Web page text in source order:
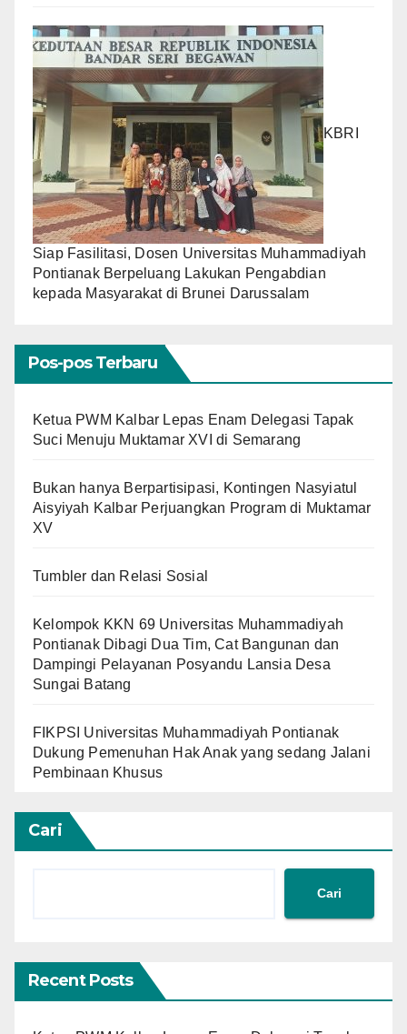
KBRI
Siap Fasilitasi, Dosen Universitas Muhammadiyah
Pontianak Berpeluang Lakukan Pengabdian
kepada Masyarakat di Brunei Darussalam
Pos-pos Terbaru
Ketua PWM Kalbar Lepas Enam Delegasi Tapak
Suci Menuju Muktamar XVI di Semarang
Bukan hanya Berpartisipasi, Kontingen Nasyiatul
Aisyiyah Kalbar Perjuangkan Program di Muktamar
XV
Tumbler dan Relasi Sosial
Kelompok KKN 69 Universitas Muhammadiyah
Pontianak Dibagi Dua Tim, Cat Bangunan dan
Dampingi Pelayanan Posyandu Lansia Desa
Sungai Batang
FIKPSI Universitas Muhammadiyah Pontianak
Dukung Pemenuhan Hak Anak yang sedang Jalani
Pembinaan Khusus
Cari
Cari
Recent Posts